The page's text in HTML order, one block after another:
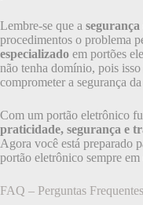
Lembre-se que a segurança
procedimentos o problema
especializado em portões
não tenha domínio, pois
comprometer a segurança
Com um portão eletrônico
praticidade, segurança e
Agora você está preparado
portão eletrônico sempre
FAQ – Perguntas